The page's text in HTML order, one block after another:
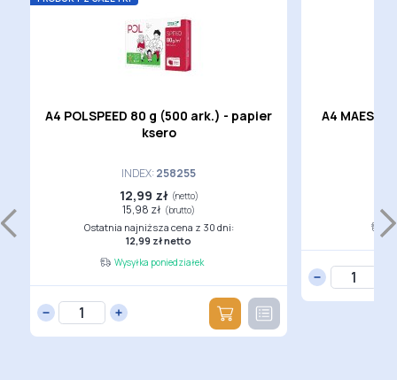
A4 POLSPEED 80 g (500 ark.) - papier
ksero
INDEX:258255
12,99 zł (netto)
15,98 zł (brutto)
Ostatnia najniższa cena z 30 dni:
12,99 zł netto
Wysyłka poniedziałek
A4